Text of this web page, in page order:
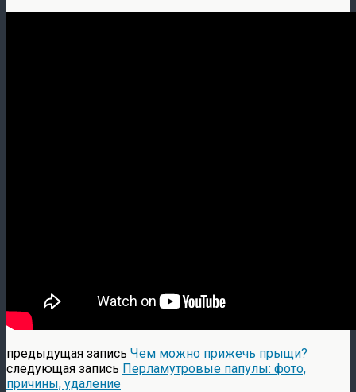
предыдущая запись Чем можно прижечь прыщи?
следующая запись Перламутровые папулы: фото,
причины, удаление